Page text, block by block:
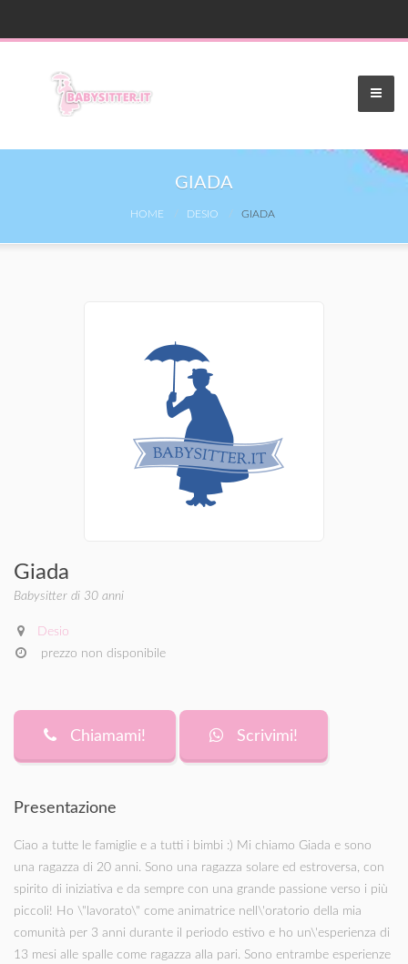
GIADA
HOME DESIO GIADA
Giada
Babysitter di 30 anni
Desio
prezzo non disponibile
Chiamami! Scrivimi!
Presentazione
Ciao a tutte le famiglie e a tutti i bimbi :) Mi chiamo Giada e sono
una ragazza di 20 anni. Sono una ragazza solare ed estroversa, con
spirito di iniziativa e da sempre con una grande passione verso i più
piccoli! Ho \"lavorato\" come animatrice nell\'oratorio della mia
comunità per 3 anni durante il periodo estivo e ho un\'esperienza di
13 mesi alle spalle come ragazza alla pari. Sono entrambe esperienze